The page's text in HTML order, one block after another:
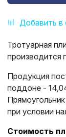
Добавить в
Тротуарная
производится
Продукция
поддоне -
при условии
Стоимость